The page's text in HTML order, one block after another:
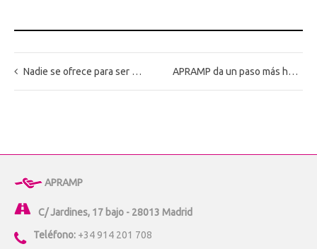
Nadie se ofrece para ser esclav@: #contralatrata APRAMP da un paso más hacia la excelencia y la calidad
APRAMP
C/ Jardines, 17 bajo - 28013 Madrid
Teléfono: +34 914 201 708